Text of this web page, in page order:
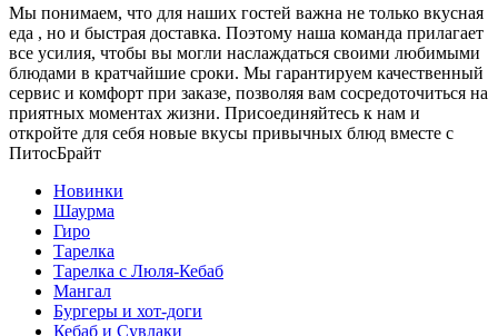
Мы понимаем, что для наших гостей важна не только вкусная
еда , но и быстрая доставка. Поэтому наша команда прилагает
все усилия, чтобы вы могли наслаждаться своими любимыми
блюдами в кратчайшие сроки. Мы гарантируем качественный
сервис и комфорт при заказе, позволяя вам сосредоточиться на
приятных моментах жизни. Присоединяйтесь к нам и
откройте для себя новые вкусы привычных блюд вместе с
ПитосБрайт
Новинки
Шаурма
Гиро
Тарелка
Тарелка с Люля-Кебаб
Мангал
Бургеры и хот-доги
Кебаб и Сувлаки